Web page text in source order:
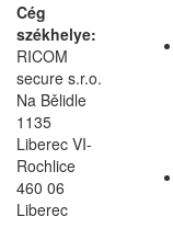
Cég
székhelye:
RICOM
secure s.r.o.
Na Bělidle
1135
Liberec VI-
Rochlice
460 06
Liberec